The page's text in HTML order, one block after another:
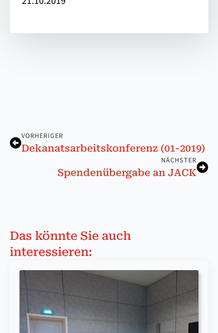
VORHERIGER
De­ka­nats­ar­beits­kon­fe­renz (01-2019)
NÄCHSTER
Spen­den­über­ga­be an JACK
Das könnte Sie auch
interessieren: